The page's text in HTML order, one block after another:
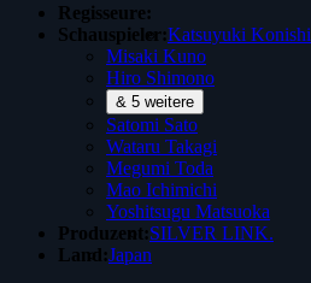
Regisseure:
Schauspieler:Katsuyuki Konishi
Misaki Kuno
Hiro Shimono
& 5 weitere
Satomi Sato
Wataru Takagi
Megumi Toda
Mao Ichimichi
Yoshitsugu Matsuoka
Produzent:SILVER LINK.
Land:Japan